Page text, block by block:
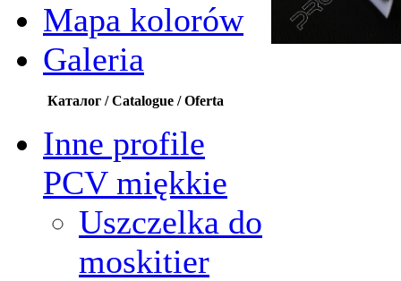
Mapa kolorów
Galeria
Каталог / Catalogue / Oferta
Inne profile
PCV miękkie
Uszczelka do
moskitier